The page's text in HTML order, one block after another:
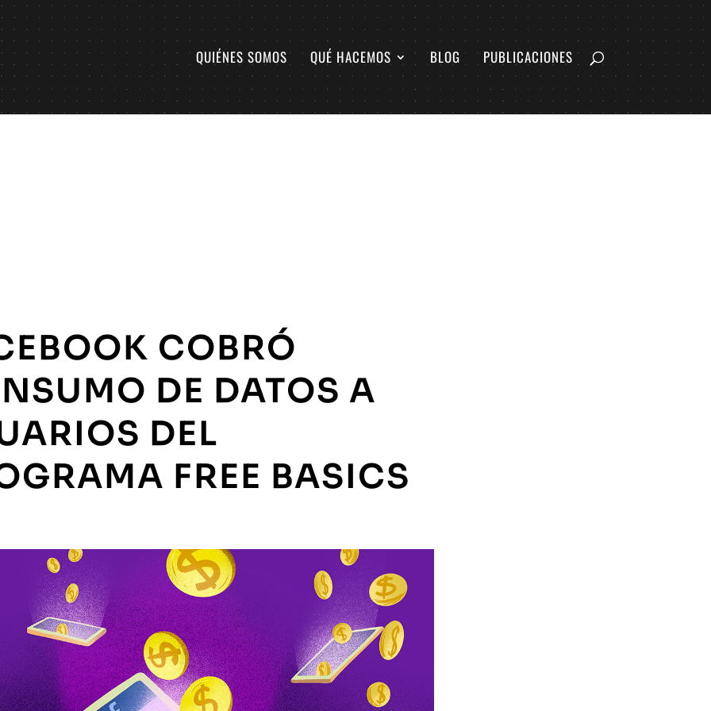
QUIÉNES SOMOS QUÉ HACEMOS BLOG PUBLICACIONES
COBRÓ
DE DATOS A
DEL
FREE BASICS